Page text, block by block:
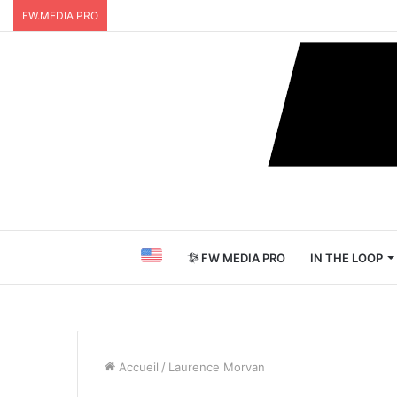
FW.MEDIA PRO
FW MEDIA PRO IN THE LOOP
Accueil / Laurence Morvan